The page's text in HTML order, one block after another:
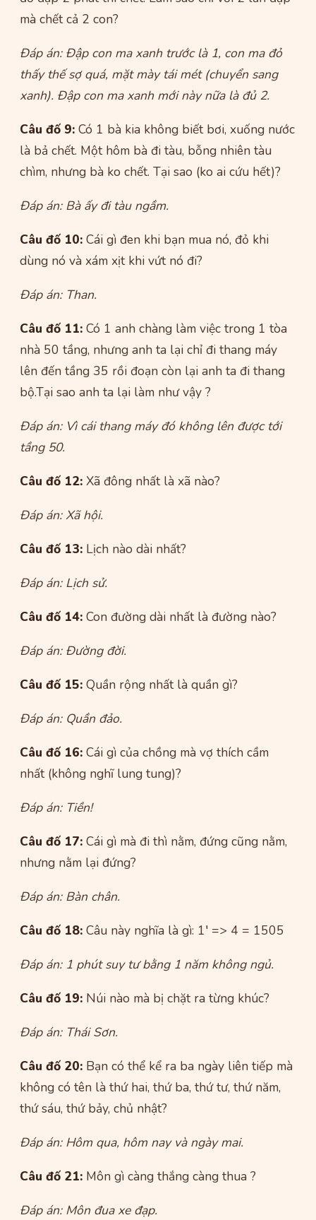
mà chết cả 2 con?
Đáp án: Đập con ma xanh trước là 1, con ma đỏ
thấy thế sợ quá, mặt mày tái mét (chuyển sang
xanh). Đập con ma xanh mới này nữa là đủ 2.
Câu đố 9: Có 1 bà kia không biết bơi, xuống nước
là bả chết. Một hôm bà đi tàu, bỗng nhiên tàu
chìm, nhưng bà ko chết. Tại sao (ko ai cứu hết)?
Đáp án: Bà ấy đi tàu ngầm.
Câu đố 10: Cái gì đen khi bạn mua nó, đỏ khi
dùng nó và xám xịt khi vứt nó đi?
Đáp án: Than.
Câu đố 11: Có 1 anh chàng làm việc trong 1 tòa
nhà 50 tầng, nhưng anh ta lại chỉ đi thang máy
lên đến tầng 35 rồi đoạn còn lại anh ta đi thang
bộ.Tại sao anh ta lại làm như vậy ?
Đáp án: Vì cái thang máy đó không lên được tới
tầng 50.
Câu đố 12: Xã đông nhất là xã nào?
Đáp án: Xã hội.
Câu đố 13: Lịch nào dài nhất?
Đáp án: Lịch sử.
Câu đố 14: Con đường dài nhất là đường nào?
Đáp án: Đường đời.
Câu đố 15: Quần rộng nhất là quần gì?
Đáp án: Quần đảo.
Câu đố 16: Cái gì của chồng mà vợ thích cầm
nhất (không nghĩ lung tung)?
Đáp án: Tiền!
Câu đố 17: Cái gì mà đi thì nằm, đứng cũng nằm,
nhưng nằm lại đứng?
Đáp án: Bàn chân.
Câu đố 18: Câu này nghĩa là gì: 1′ => 4 = 1505
Đáp án: 1 phút suy tư bằng 1 năm không ngủ.
Câu đố 19: Núi nào mà bị chặt ra từng khúc?
Đáp án: Thái Sơn.
Câu đố 20: Bạn có thể kể ra ba ngày liên tiếp mà
không có tên là thứ hai, thứ ba, thứ tư, thứ năm,
thứ sáu, thứ bảy, chủ nhật?
Đáp án: Hôm qua, hôm nay và ngày mai.
Câu đố 21: Môn gì càng thắng càng thua ?
Đáp án: Môn đua xe đạp.